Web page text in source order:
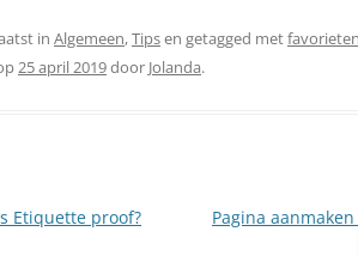
in Algemeen,Tipsen getagged met
25 april 2019door Jolanda.
Etiquette proof? Pagina